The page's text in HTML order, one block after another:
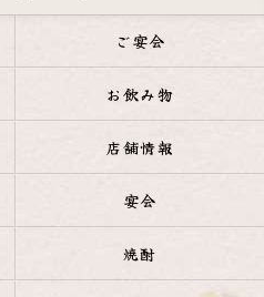
ご宴会
お飲み物
店舗情報
宴会
焼酎